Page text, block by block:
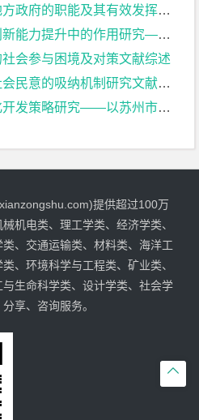
能及其有效发挥——以南通市为例文献综述
中的作用研究——以南通市为例文献综述
会参与困境及对策文献综述
民意的吸纳机制研究文献综述
略研究——以苏州市为例文献综述

提供超过100万
机电类、理工学类、经济学类、
、交通运输类、材料类、海洋工
、环境科学与工程类、矿业类、
生命科学类、设计学类、社会学
享、咨询服务。